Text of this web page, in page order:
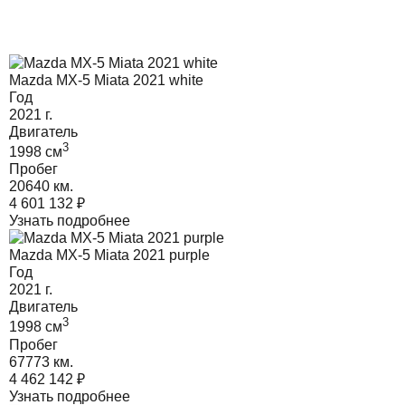
Mazda MX-5 Miata 2021 white
Год
2021 г.
Двигатель
1998 cм3
Пробег
20640 км.
4 601 132 ₽
Узнать подробнее
Mazda MX-5 Miata 2021 purple
Год
2021 г.
Двигатель
1998 cм3
Пробег
67773 км.
4 462 142 ₽
Узнать подробнее